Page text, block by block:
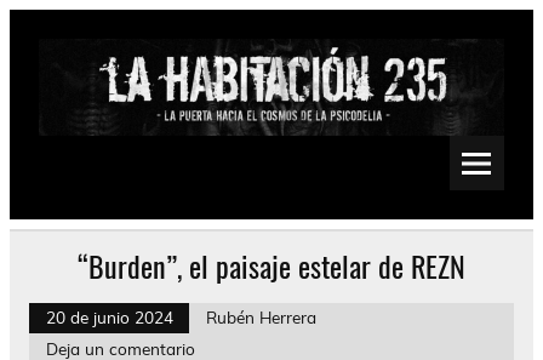
Saltar
Psychedelic, Stoner, Doom, Sludge, Fuzz, Space, Drone
“Burden”, el paisaje estelar de REZN
20 de junio 2024
Rubén Herrera
Deja un comentario